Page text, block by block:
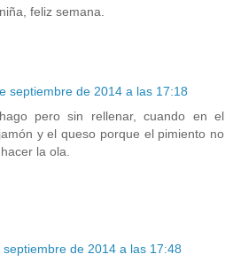
feliz semana.
septiembre de 2014 a las 17:18
pero sin rellenar, cuando en el
y el queso porque el pimiento no
la ola.
septiembre de 2014 a las 17:48